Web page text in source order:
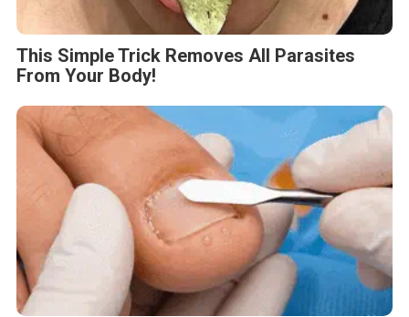
This Simple Trick Removes All Parasites
From Your Body!